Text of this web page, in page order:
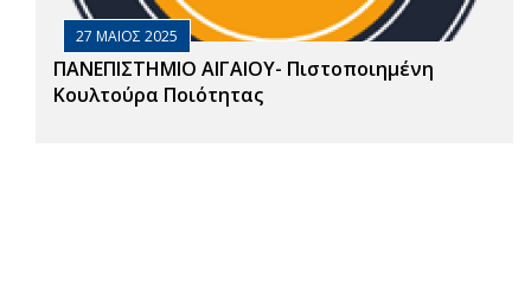
27 ΜΑΙΟΣ 2025
ΠΑΝΕΠΙΣΤΗΜΙΟ ΑΙΓΑΙΟΥ- Πιστοποιημένη
Κουλτούρα Ποιότητας